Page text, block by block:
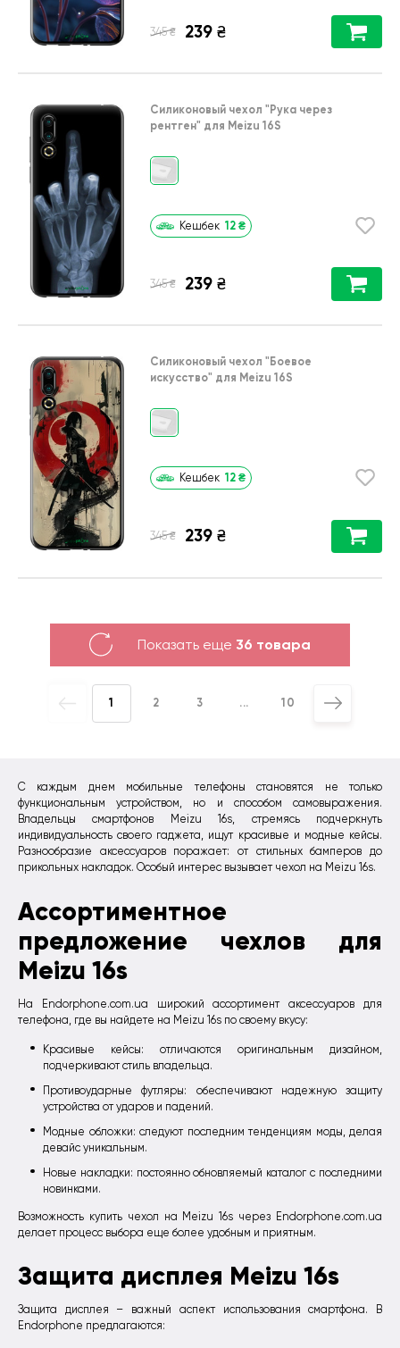
С каждым днем мобильные телефоны становятся не только
функциональным устройством, но и способом самовыражения.
Владельцы смартфонов Meizu 16s, стремясь подчеркнуть
индивидуальность своего гаджета, ищут красивые и модные кейсы.
Разнообразие аксессуаров поражает: от стильных бамперов до
прикольных накладок. Особый интерес вызывает чехол на Meizu 16s.
Ассортиментное
предложение чехлов для
Meizu 16s
На Endorphone.com.ua широкий ассортимент аксессуаров для
телефона, где вы найдете на Meizu 16s по своему вкусу:
Красивые кейсы: отличаются оригинальным дизайном,
подчеркивают стиль владельца.
Противоударные футляры: обеспечивают надежную защиту
устройства от ударов и падений.
Модные обложки: следуют последним тенденциям моды, делая
девайс уникальным.
Новые накладки: постоянно обновляемый каталог с последними
новинками.
Возможность купить чехол на Meizu 16s через Endorphone.com.ua
делает процесс выбора еще более удобным и приятным.
Защита дисплея Meizu 16s
Защита дисплея – важный аспект использования смартфона. В
Endorphone предлагаются:
345 ₴ 239 ₴
Силиконовый чехол "Рука через
рентген" для Meizu 16S
Кешбек 12 ₴
345 ₴ 239 ₴
Силиконовый чехол "Боевое
искусство" для Meizu 16S
Кешбек 12 ₴
345 ₴ 239 ₴
Показать еще 36 товара
1 2 3 ... 10